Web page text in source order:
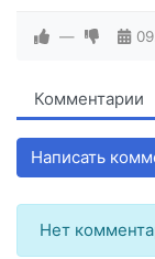
—
Комментарии
Написать
Нет